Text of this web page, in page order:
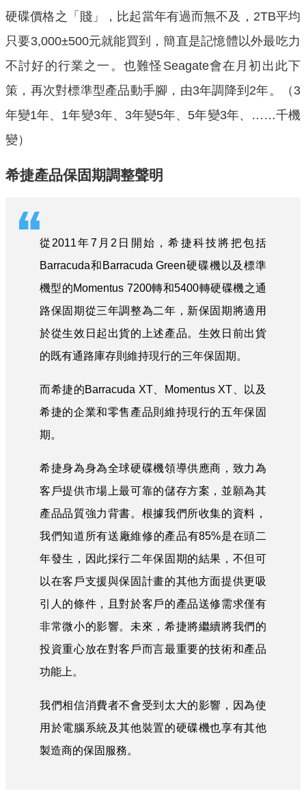
硬碟價格之「賤」，比起當年有過而無不及，2TB平均
只要3,000±500元就能買到，簡直是記憶體以外最吃力
不討好的行業之一。也難怪Seagate會在月初出此下
策，再次對標準型產品動手腳，由3年調降到2年。（3
年變1年、1年變3年、3年變5年、5年變3年、……千機
變）
希捷產品保固期調整聲明
從2011年7月2日開始，希捷科技將把包括
Barracuda和Barracuda Green硬碟機以及標準
機型的Momentus 7200轉和5400轉硬碟機之通
路保固期從三年調整為二年，新保固期將適用
於從生效日起出貨的上述產品。生效日前出貨
的既有通路庫存則維持現行的三年保固期。
而希捷的Barracuda XT、Momentus XT、以及
希捷的企業和零售產品則維持現行的五年保固
期。
希捷身為身為全球硬碟機領導供應商，致力為
客戶提供市場上最可靠的儲存方案，並願為其
產品品質強力背書。根據我們所收集的資料，
我們知道所有送廠維修的產品有85%是在頭二
年發生，因此採行二年保固期的結果，不但可
以在客戶支援與保固計畫的其他方面提供更吸
引人的條件，且對於客戶的產品送修需求僅有
非常微小的影響。未來，希捷將繼續將我們的
投資重心放在對客戶而言最重要的技術和產品
功能上。
我們相信消費者不會受到太大的影響，因為使
用於電腦系統及其他裝置的硬碟機也享有其他
製造商的保固服務。